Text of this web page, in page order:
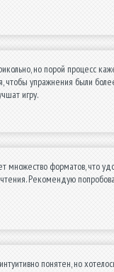
но порой процесс
чтобы упражнения были
игру.
форматов, что
Рекомендую
понятен, но